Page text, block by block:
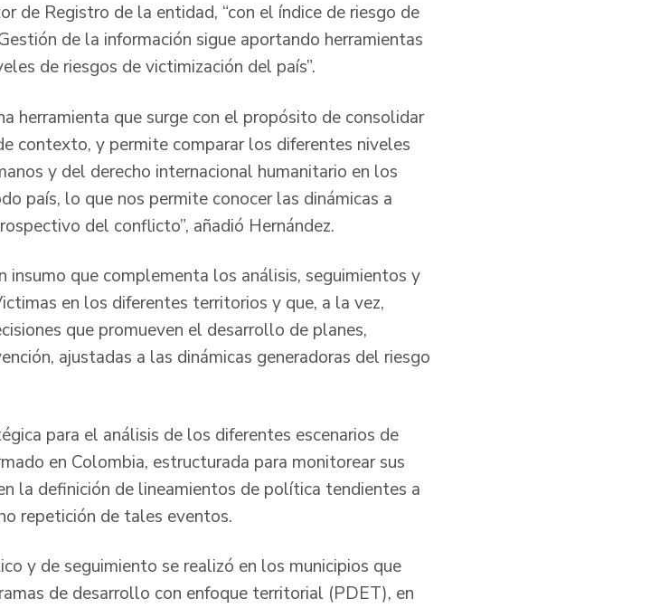
de Registro de la entidad, “con el índice de riesgo de
de la información sigue aportando herramientas
de riesgos de victimización del país”.
herramienta que surge con el propósito de consolidar
contexto, y permite comparar los diferentes niveles
y del derecho internacional humanitario en los
país, lo que nos permite conocer las dinámicas a
del conflicto”, añadió Hernández.
insumo que complementa los análisis, seguimientos y
en los diferentes territorios y que, a la vez,
que promueven el desarrollo de planes,
ajustadas a las dinámicas generadoras del riesgo
para el análisis de los diferentes escenarios de
en Colombia, estructurada para monitorear sus
la definición de lineamientos de política tendientes a
repetición de tales eventos.
y de seguimiento se realizó en los municipios que
de desarrollo con enfoque territorial (PDET), en